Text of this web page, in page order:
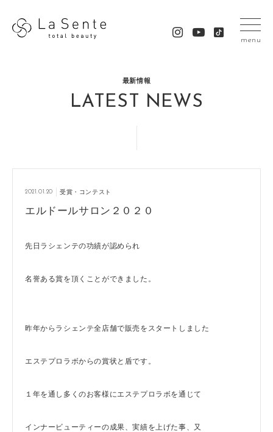
menu
最新情報
LATEST NEWS
2021.01.20 受賞・コンテスト
エルドールサロン２０２０
先日ラシェンテの功績が認められ
名誉ある賞を頂くことができました。
昨年からラシェンテ全店舗で販売をスタートしました
エステプロラボからの賞状と盾です。
１年を通し多くのお客様にエステプロラボを通じて
インナービューティーの成果、実績を上げた事、又